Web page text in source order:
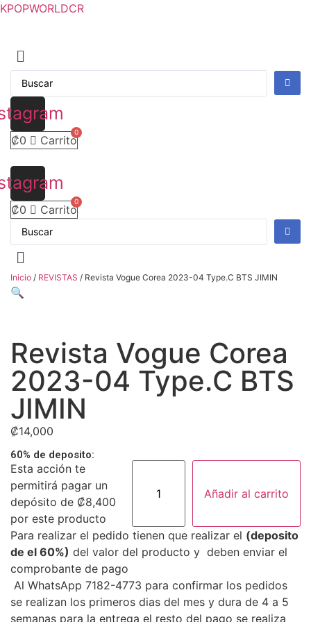
KPOPWORLDCR
₡0 Carrito
₡0 Carrito
Inicio / REVISTAS / Revista Vogue Corea 2023-04 Type.C BTS JIMIN
🔍
Revista Vogue Corea
2023-04 Type.C BTS
JIMIN
₡14,000
60% de deposito:
Esta acción te
permitirá pagar un
depósito de ₡8,400
por este producto
Revista
Corea
2023-
BTS
JIMIN
cantidad
Añadir al carrito
Para realizar el pedido tienen que realizar el (deposito
de el 60%) del valor del producto y deben enviar el
comprobante de pago
Al WhatsApp 7182-4773 para confirmar los pedidos
se realizan los primeros dias del mes y dura de 4 a 5
semanas para la entrega el resto del pago se realiza